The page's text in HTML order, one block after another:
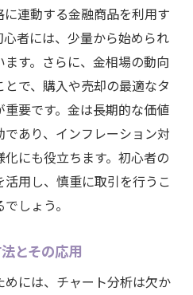
連動する金融商品を利用す
者には、少量から始められ
す。さらに、金相場の動向
で、購入や売却の最適なタ
要です。金は長期的な価値
あり、インフレーション対
にも役立ちます。初心者の
用し、慎重に取引を行うこ
しょう。
とその応用
には、チャート分析は欠か